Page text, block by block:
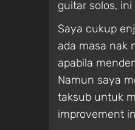
guitar solos,
Saya cukup
ada masa nak
apabila
Namun saya
taksub untuk
improvement